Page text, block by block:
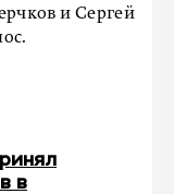
и Сергей
в